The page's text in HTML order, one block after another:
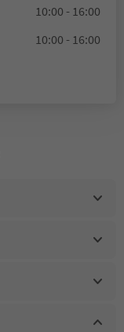
10:00 - 16:00
10:00 - 16:00